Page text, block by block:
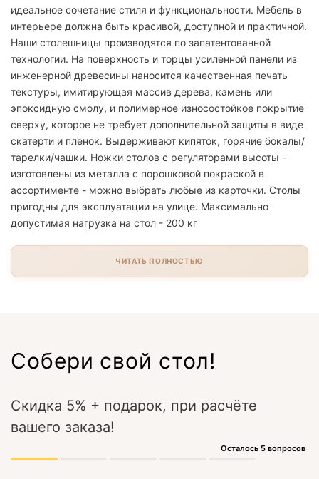
идеальное сочетание стиля и функциональности. Мебель в
интерьере должна быть красивой, доступной и практичной.
Наши столешницы производятся по запатентованной
технологии. На поверхность и торцы усиленной панели из
инженерной древесины наносится качественная печать
текстуры, имитирующая массив дерева, камень или
эпоксидную смолу, и полимерное износостойкое покрытие
сверху, которое не требует дополнительной защиты в виде
скатерти и пленок. Выдерживают кипяток, горячие бокалы/
тарелки/чашки. Ножки столов с регуляторами высоты -
изготовлены из металла с порошковой покраской в
ассортименте - можно выбрать любые из карточки. Столы
пригодны для эксплуатации на улице. Максимально
допустимая нагрузка на стол - 200 кг
ЧИТАТЬ ПОЛНОСТЬЮ
Собери свой стол!
Скидка 5% + подарок, при расчёте
вашего заказа!
Осталось 5 вопросов